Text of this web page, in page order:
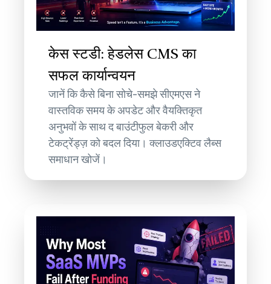
केस स्टडी: हेडलेस CMS का
सफल कार्यान्वयन
जानें कि कैसे बिना सोचे-समझे सीएमएस ने
वास्तविक समय के अपडेट और वैयक्तिकृत
अनुभवों के साथ द बाउंटीफुल बेकरी और
टेकट्रेंड्ज़ को बदल दिया। क्लाउडएक्टिव लैब्स
समाधान खोजें।